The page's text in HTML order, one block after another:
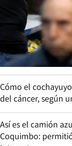
Cómo el
del cáncer, según
Así es el camión
Coquimbo: